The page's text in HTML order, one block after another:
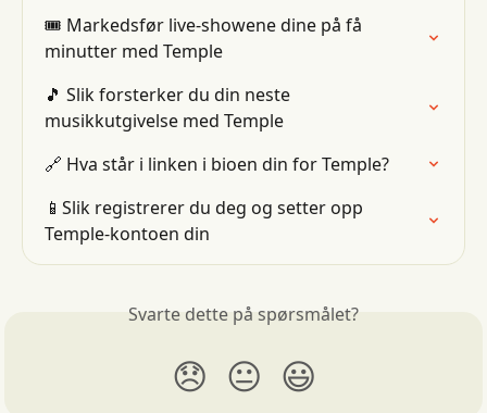
🎟 Markedsfør live-showene dine på få
minutter med Temple
🎵 Slik forsterker du din neste
musikkutgivelse med Temple
🔗 Hva står i linken i bioen din for Temple?
📱Slik registrerer du deg og setter opp
Temple-kontoen din
Svarte dette på spørsmålet?
😞 😐 😃